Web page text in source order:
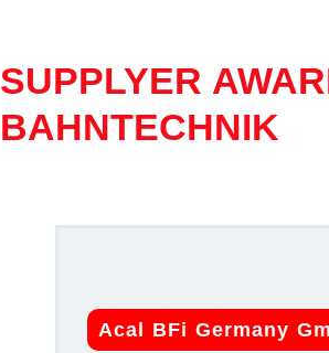
SUPPLYER
BAHNTECHNIK
Acal BFi Germany